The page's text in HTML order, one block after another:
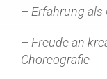
– Erfahrung als
– Freude an
Choreografie